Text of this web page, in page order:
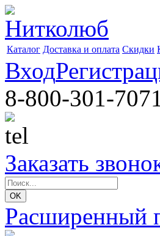
Каталог Доставка и оплата Скидки
Вход
8-800-301-7071
Заказать
Расширенный